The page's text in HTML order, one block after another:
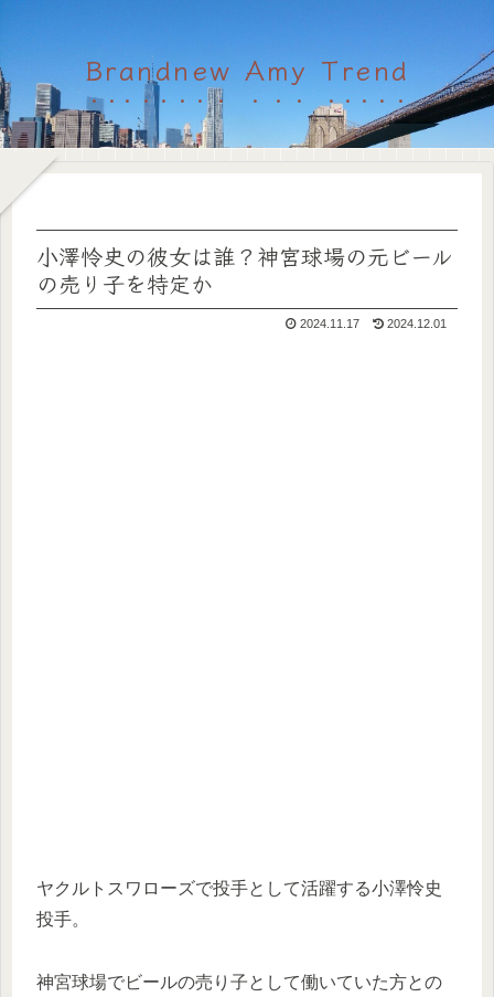
Brandnew Amy Trend
小澤怜史の彼女は誰？神宮球場の元ビール
の売り子を特定か
2024.11.17 2024.12.01
ヤクルトスワローズで投手として活躍する小澤怜史
投手。
神宮球場でビールの売り子として働いていた方との